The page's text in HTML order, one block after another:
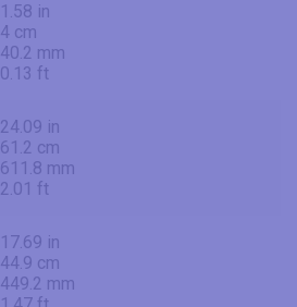
1.58 in
4 cm
40.2 mm
0.13 ft
24.09 in
61.2 cm
611.8 mm
2.01 ft
17.69 in
44.9 cm
449.2 mm